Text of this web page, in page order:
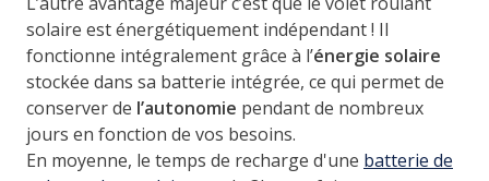
solaire est énergétiquement indépendant ! Il
fonctionne intégralement grâce à l’énergie solaire
stockée dans sa batterie intégrée, ce qui permet de
conserver de l’autonomie pendant de nombreux
jours en fonction de vos besoins.
En moyenne, le temps de recharge d'une batterie de